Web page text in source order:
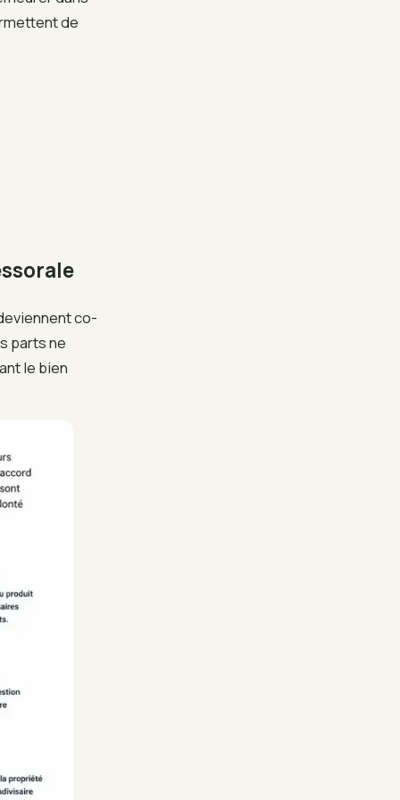
de
co-
parts ne
le bien